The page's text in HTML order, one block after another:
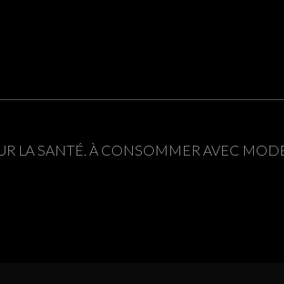
LA SANTÉ. À CONSOMMER AVEC